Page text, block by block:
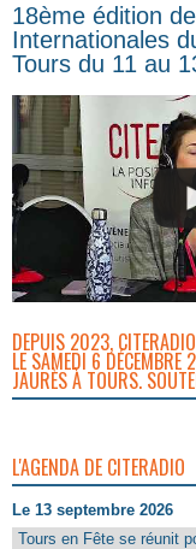
18ème édition
Internationales
Tours du 11 au
DEPUIS 2023,
LE SAMEDI 6 DÉCEMBRE
JAURÈS À TOURS.
L'AGENDA DE CITERADIO
Le 13 septembre 2026
Tours en Fête se réunit